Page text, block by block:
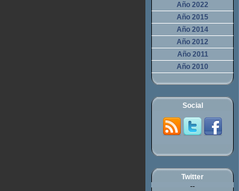
Año 2022
Año 2015
Año 2014
Año 2012
Año 2011
Año 2010
Social
Twitter
--